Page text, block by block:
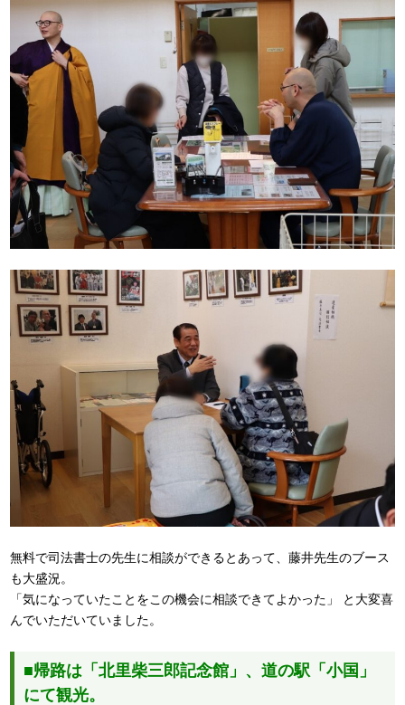
無料で司法書士の先生に相談ができるとあって、藤井先生のブース
も大盛況。
「気になっていたことをこの機会に相談できてよかった」 と大変喜
んでいただいていました。
■帰路は「北里柴三郎記念館」、道の駅「小国」
にて観光。